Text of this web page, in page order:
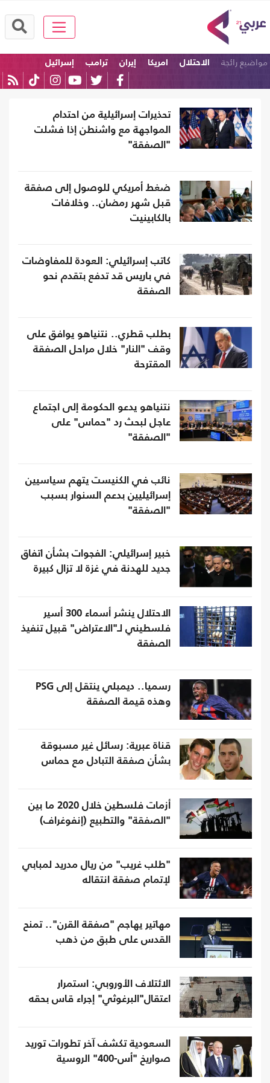
مواضيع رائجة الاحتلال امريكا إيران ترامب
إسرائيل
تحذيرات إسرائيلية من احتدام
المواجهة مع واشنطن إذا فشلت
"الصفقة"
ضغط أمريكي للوصول إلى صفقة
قبل شهر رمضان.. وخلافات
بالكابينيت
كاتب إسرائيلي: العودة للمفاوضات
في باريس قد تدفع بتقدم نحو
الصفقة
بطلب قطري.. نتنياهو يوافق على
وقف "النار" خلال مراحل الصفقة
المقترحة
نتنياهو يدعو الحكومة إلى اجتماع
عاجل لبحث رد "حماس" على
"الصفقة"
نائب في الكنيست يتهم سياسيين
إسرائيليين بدعم السنوار بسبب
"الصفقة"
خبير إسرائيلي: الفجوات بشأن اتفاق
جديد للهدنة في غزة لا تزال كبيرة
الاحتلال ينشر أسماء 300 أسير
فلسطيني لـ"الاعتراض" قبيل تنفيذ
الصفقة
رسميا.. ديمبلي ينتقل إلى PSG
وهذه قيمة الصفقة
قناة عبرية: رسائل غير مسبوقة
بشأن صفقة التبادل مع حماس
أزمات فلسطين خلال 2020 ما بين
"الصفقة" والتطبيع (إنفوغراف)
"طلب غريب" من ريال مدريد لمبابي
لإتمام صفقة انتقاله
مهاتير يهاجم "صفقة القرن".. تمنح
القدس على طبق من ذهب
الائتلاف الأوروبي: استمرار
اعتقال"البرغوثي" إجراء قاس بحقه
السعودية تكشف آخر تطورات توريد
صواريخ "أس-400" الروسية